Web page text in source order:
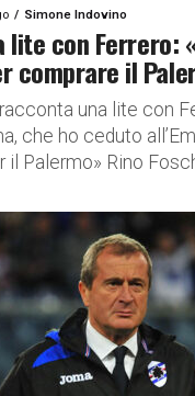
Simone Indovino
lite con Ferrero:
comprare il
una lite con
che ho ceduto
il Palermo» Rino